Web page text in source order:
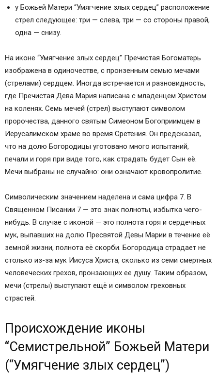
у Божьей Матери “Умягчение злых сердец” расположение
стрел следующее: три — слева, три — со стороны правой,
одна — снизу.
На иконе “Умягчение злых сердец” Пречистая Богоматерь
изображена в одиночестве, с пронзенным семью мечами
(стрелами) сердцем. Иногда встречается и разновидность,
где Пречистая Дева Мария написана с младенцем Христом
на коленях. Семь мечей (стрел) выступают символом
пророчества, данного святым Симеоном Богоприимцем в
Иерусалимском храме во время Сретения. Он предсказал,
что на долю Богородицы уготовано много испытаний,
печали и горя при виде того, как страдать будет Сын её.
Мечи выбраны не случайно: они означают кровопролитие.
Символическим значением наделена и сама цифра 7. В
Священном Писании 7 — это знак полноты, избытка чего-
нибудь. В случае с иконой — это полнота горя и сердечных
мук, выпавших на долю Пресвятой Девы Марии в течение её
земной жизни, полнота её скорби. Богородица страдает не
столько из-за мук Иисуса Христа, сколько из семи смертных
человеческих грехов, пронзающих ее душу. Таким образом,
мечи (стрелы) выступают ещё и символом греховных
страстей.
Происхождение иконы
“Семистрельной” Божьей Матери
(“Умягчение злых сердец”)